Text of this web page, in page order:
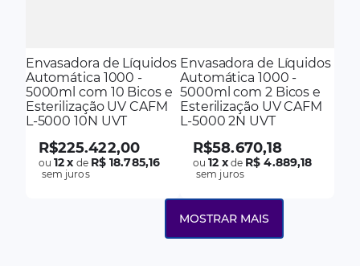
Envasadora de Líquidos
Automática 1000 -
5000ml com 10 Bicos e
Esterilização UV CAFM
L-5000 10N UVT
R$225.422,00
ou12x de R$ 18.785,16
sem juros
Envasadora de Líquidos
Automática 1000 -
5000ml com 2 Bicos e
Esterilização UV CAFM
L-5000 2N UVT
R$58.670,18
ou12 xde R$ 4.889,18
sem juros
MOSTRAR MAIS